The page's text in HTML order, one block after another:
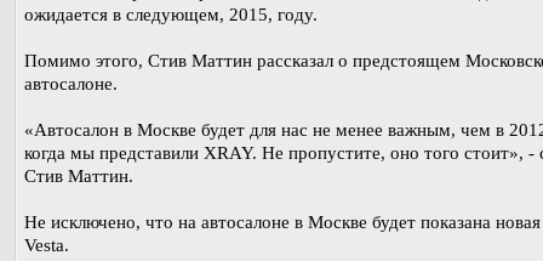
ожидается в следующем, 2015, году.
Помимо этого, Стив Маттин рассказал о предстоящем
автосалоне.
«Автосалон в Москве будет для нас не менее важным, чем в
когда мы представили XRAY. Не пропустите, оно того стоит»,
Стив Маттин.
Не исключено, что на автосалоне в Москве будет показана
Vesta.